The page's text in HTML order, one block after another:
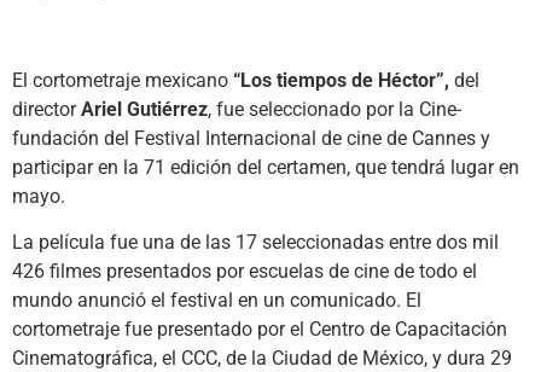
El cortometraje mexicano “Los tiempos de Héctor”, del
directorAriel Gutiérrez, fue seleccionado por la Cine-
fundación del Festival Internacional de cine de Cannes y
participar en la 71 edición del certamen, que tendrá lugar en
mayo.
La película fue una de las 17 seleccionadas entre dos mil
426 filmes presentados por escuelas de cine de todo el
mundo anunció el festival en un comunicado. El
cortometraje fue presentado por el Centro de Capacitación
Cinematográfica, el CCC, de la Ciudad de México, y dura 29